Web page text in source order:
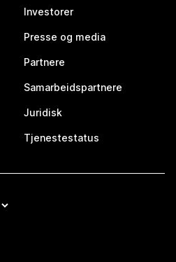
Investorer
Presse og media
Partnere
Samarbeidspartnere
Juridisk
Tjenestestatus